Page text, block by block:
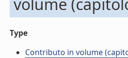
Type
Contributo in volume